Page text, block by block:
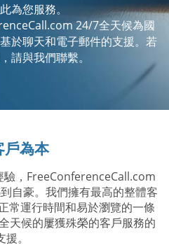
為您服務。
24/7全天候為國
於聊天和電子郵件的支援。若
請與我們聯繫。
戶為本
驗，FreeConferenceCall.com
自豪。我們擁有最高的整體客
常運行時間和易於瀏覽的一條
天候的屢獲殊榮的客戶服務的
援。